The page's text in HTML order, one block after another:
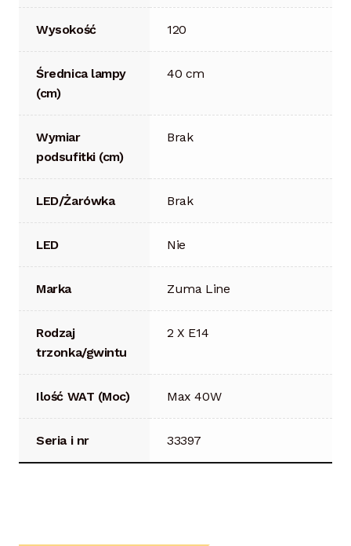
Wysokość 120
Średnica lampy
(cm)
40 cm
Wymiar
podsufitki (cm)
Brak
LED/Żarówka Brak
LED Nie
Marka Zuma Line
Rodzaj
trzonka/gwintu
2 X E14
Ilość WAT (Moc) Max 40W
Seria i nr 33397